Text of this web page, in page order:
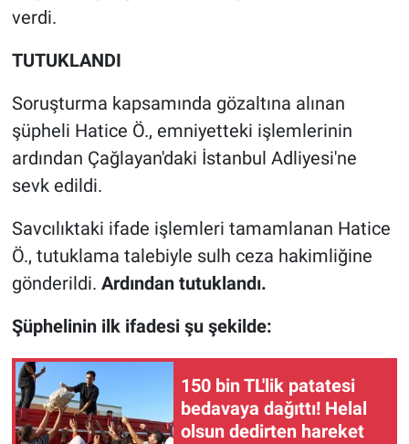
verdi.
TUTUKLANDI
Soruşturma kapsamında gözaltına alınan
şüpheli Hatice Ö., emniyetteki işlemlerinin
ardından Çağlayan'daki İstanbul Adliyesi'ne
sevk edildi.
Savcılıktaki ifade işlemleri tamamlanan Hatice
Ö., tutuklama talebiyle sulh ceza hakimliğine
gönderildi. Ardından tutuklandı.
Şüphelinin ilk ifadesi şu şekilde:
150 bin TL'lik patatesi
bedavaya dağıttı! Helal
olsun dedirten hareket